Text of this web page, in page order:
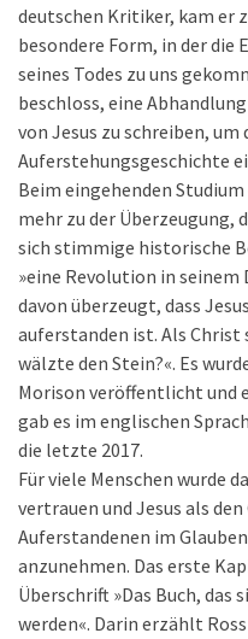
deutschen Kritiker, kam er
besondere Form, in der die
seines Todes zu uns
beschloss, eine
von Jesus zu schreiben,
Auferstehungsgeschichte
Beim eingehenden
mehr zu der Überzeugung,
sich stimmige historische
»eine Revolution in seinem
davon überzeugt, dass
auferstanden ist. Als Christ
wälzte den Stein?«. Es
Morison veröffentlicht und
gab es im englischen
die letzte 2017.
Für viele Menschen wurde
vertrauen und Jesus als
Auferstandenen im
anzunehmen. Das erste
Überschrift »Das Buch, das
werden«. Darin erzählt